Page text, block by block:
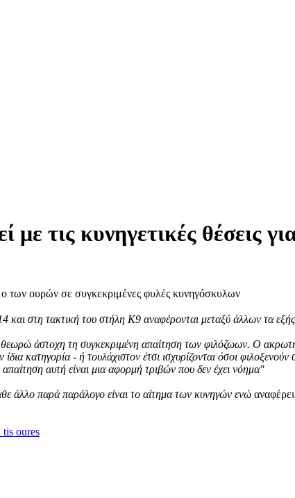
κυνηγετικές θέσεις
στη τακτική του στήλη Κ9 αναφέρονται μεταξύ άλλων τα εξής
άστοχη τη συγκεκριμένη απαίτηση των φιλόζωων. Ο
κατηγορία - ή τουλάχιστον έτσι ισχυρίζονται όσοι
απαίτηση αυτή είναι μια αφορμή τριβών που δεν έχει νόημα"
άλλο παρά παράλογο είναι το αίτημα των κυνηγών ενώ
oures